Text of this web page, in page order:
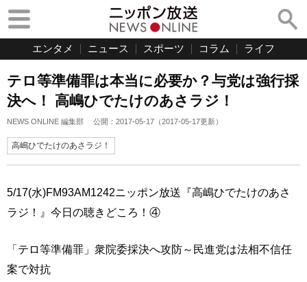
エンタメ ニュース スポーツ コラム ライフ
テロ等準備罪は本当に必要か？与党は強行採
決へ！ 高嶋ひでたけのあさラジ！
NEWS ONLINE 編集部 公開： 2017-05-17 （2017-05-17更新）
高嶋ひでたけのあさラジ！
5/17(水)FM93AM1242ニッポン放送『高嶋ひでたけのあさ
ラジ！』今日の聴きどころ！④
「テロ等準備罪」衆院委採決へ攻防～民進党は法相不信任
案で対抗